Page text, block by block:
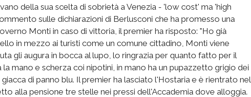
della sua scelta di sobrietà a Venezia - 'low cost' ma 'high
sulle dichiarazioni di Berlusconi che ha promesso una
Monti in caso di vittoria, il premier ha risposto: "Ho già
in mezzo ai turisti come un comune cittadino, Monti viene
gli augura in bocca al lupo, lo ringrazia per quanto fatto per il
mano e scherza coi nipotini, in mano ha un pupazzetto grigio dei
di panno blu. Il premier ha lasciato l'Hostaria e è rientrato nel
alla pensione tre stelle nei pressi dell'Accademia dove alloggia.